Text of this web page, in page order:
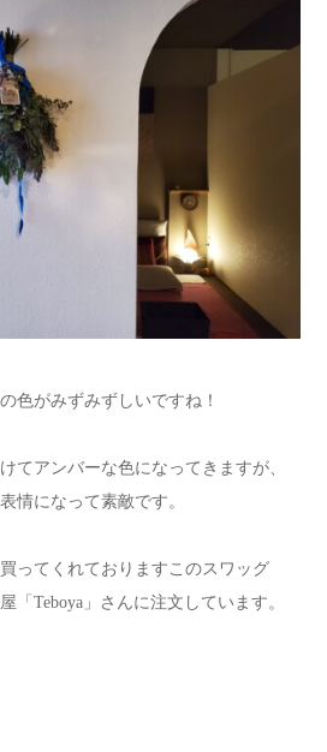
色がみずみずしいですね！
てアンバーな色になってきますが、
情になって素敵です。
ってくれておりますこのスワッグ
「Teboya」さんに注文しています。